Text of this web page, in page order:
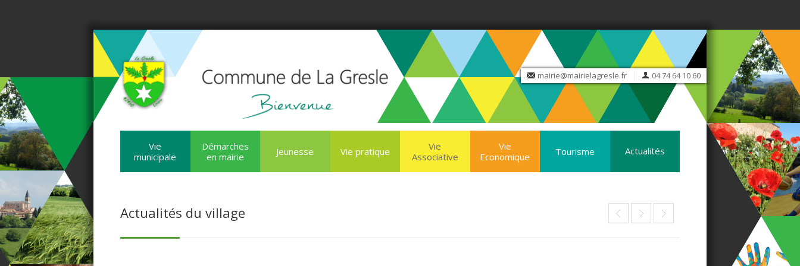
mairie@mairielagresle.fr 04 74 64 10 60
Vie
municipale
Démarches
en mairie
Jeunesse Vie pratique
Vie
Associative
Vie
Economique
Tourisme Actualités
Actualités du village